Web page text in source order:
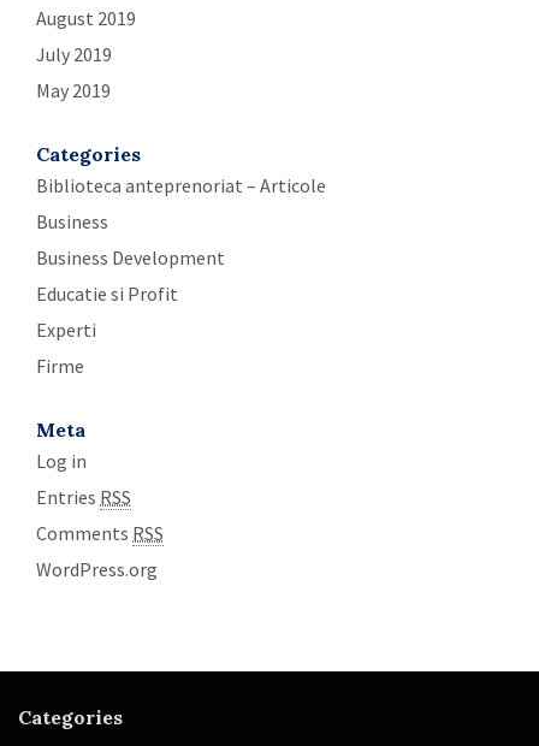
August 2019
July 2019
May 2019
Categories
Biblioteca anteprenoriat – Articole
Business
Business Development
Educatie si Profit
Experti
Firme
Meta
Log in
Entries RSS
Comments RSS
WordPress.org
Categories